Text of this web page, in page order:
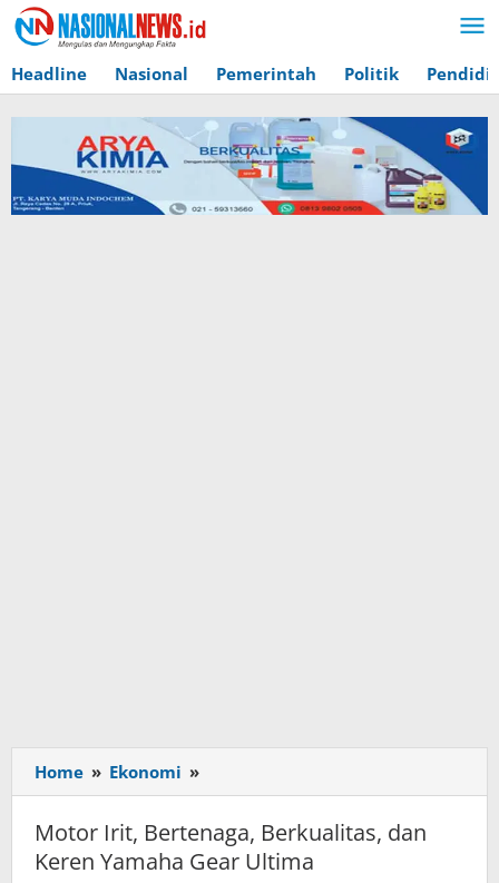
Lewati
ke
konten
Headline Nasional Pemerintah Politik
Home » Ekonomi »
Irit,
Bertenaga,
Berkualitas,
dan
Motor Irit, Bertenaga, Berkualitas, dan
Keren Yamaha Gear Ultima